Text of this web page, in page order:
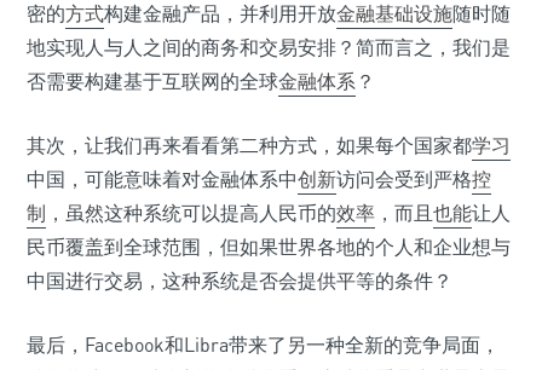
密的方式构建金融产品，并利用开放金融基础设施随时随
地实现人与人之间的商务和交易安排？简而言之，我们是
否需要构建基于互联网的全球金融体系 ？
其次，让我们再来看看第二种方式，如果每个国家都学习
中国，可能意味着对金融体系中创新访问会受到严格控
制 ，虽然这种系统可以提高人民币的效率 ，而且 也能让人
民币覆盖到全球范围，但如果世界各地的个人和企业想与
中国进行交易，这种系统是否会提供平等的条件？
最后，Facebook和Libra带来了另一种全新的竞争局面，